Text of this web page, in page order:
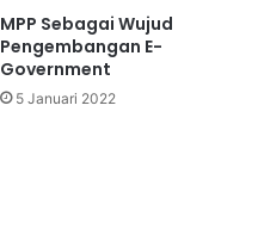
MPP Sebagai Wujud
Pengembangan E-
Government
5 Januari 2022